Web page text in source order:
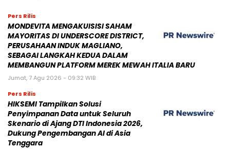
Pers Rilis
MONDEVITA MENGAKUISISI SAHAM
MAYORITAS DI UNDERSCORE DISTRICT,
PERUSAHAAN INDUK MAGLIANO,
SEBAGAI LANGKAH KEDUA DALAM
MEMBANGUN PLATFORM MEREK MEWAH ITALIA BARU
Jumat, 7 Agu 2026 - 09:32 WIB
Pers Rilis
HIKSEMI Tampilkan Solusi
Penyimpanan Data untuk Seluruh
Skenario di Ajang DTI Indonesia 2026,
Dukung Pengembangan AI di Asia
Tenggara